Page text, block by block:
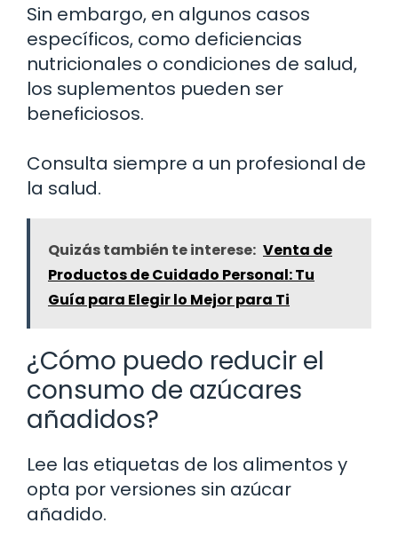
Sin embargo, en algunos casos
específicos, como deficiencias
nutricionales o condiciones de salud,
los suplementos pueden ser
beneficiosos.
Consulta siempre a un profesional de
la salud.
Quizás también te interese: Venta de
Productos de Cuidado Personal: Tu
Guía para Elegir lo Mejor para Ti
¿Cómo puedo reducir el
consumo de azúcares
añadidos?
Lee las etiquetas de los alimentos y
opta por versiones sin azúcar
añadido.